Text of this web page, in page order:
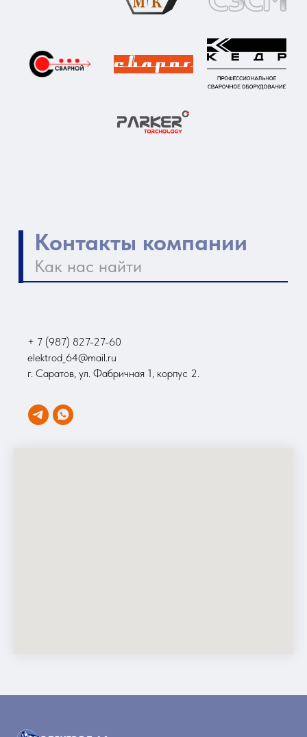
+ 7 (987) 827-27-60
elektrod_64@mail.ru
г. Саратов, ул. Фабричная 1, корпус 2.